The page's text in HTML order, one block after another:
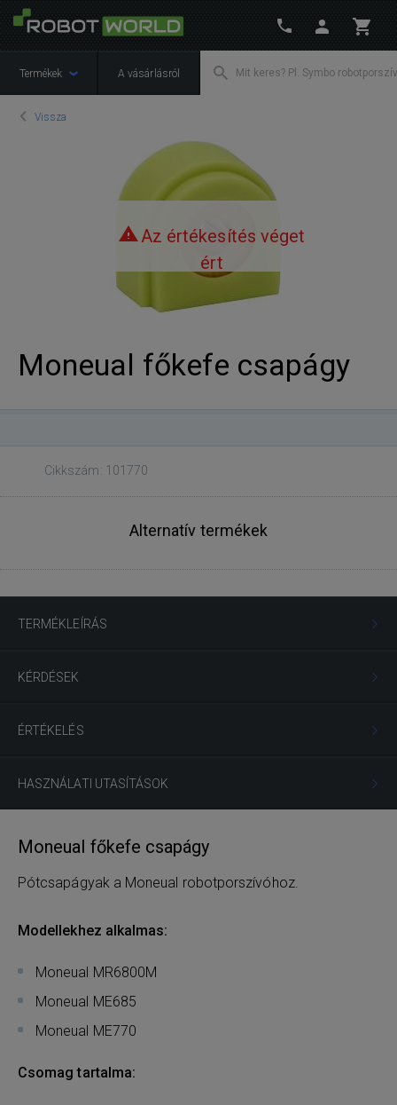
Termékek A vásárlásról
Vissza
Az értékesítés véget
ért
Moneual főkefe csapágy
Cikkszám: 101770
Alternatív termékek
TERMÉKLEÍRÁS
KÉRDÉSEK
ÉRTÉKELÉS
HASZNÁLATI UTASÍTÁSOK
Moneual főkefe csapágy
Pótcsapágyak a Moneual robotporszívóhoz.
Modellekhez alkalmas:
Moneual MR6800M
Moneual ME685
Moneual ME770
Csomag tartalma: